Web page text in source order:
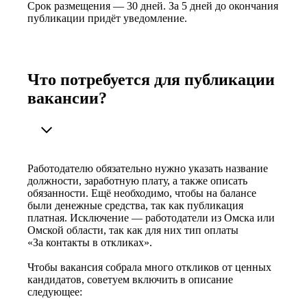
Срок размещения — 30 дней. За 5 дней до окончания
публикации придёт уведомление.
Что потребуется для публикации
вакансии?
Работодателю обязательно нужно указать название
должности, заработную плату, а также описать
обязанности. Ещё необходимо, чтобы на балансе
были денежные средства, так как публикация
платная. Исключение — работодатели из Омска или
Омской области, так как для них тип оплаты
«За контакты в откликах».
Чтобы вакансия собрала много откликов от ценных
кандидатов, советуем включить в описание
следующее: